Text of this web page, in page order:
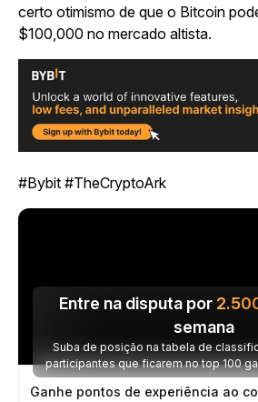
certo otimismo de que o Bitcoin
$100,000 no mercado altista.
#Bybit #TheCryptoArk
Entre na disputa por
semana
Suba de posição na tabela de
participantes que ficarem no top 100
prêmio de 2.500 USDT toda
Ganhe pontos de experiência ao